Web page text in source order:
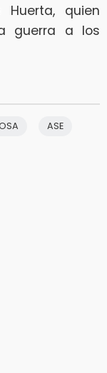
Huerta, quien
guerra a los
ASE